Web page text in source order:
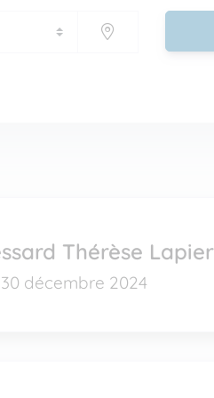
Thérèse
30 décembre 2024